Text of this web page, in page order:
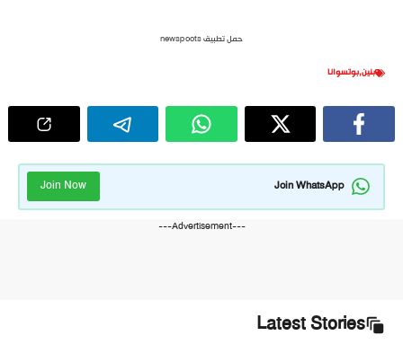
حمل تطبيق newspoots
بنين,بوتسوانا
Join WhatsApp
Join Now
---Advertisement---
Latest Stories